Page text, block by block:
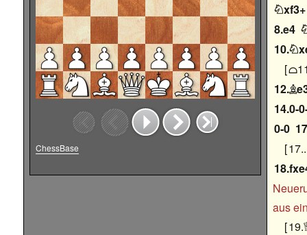
ChessBase
xf3+
8.e4
10.

12.
14.0-
0-0
aus
19.